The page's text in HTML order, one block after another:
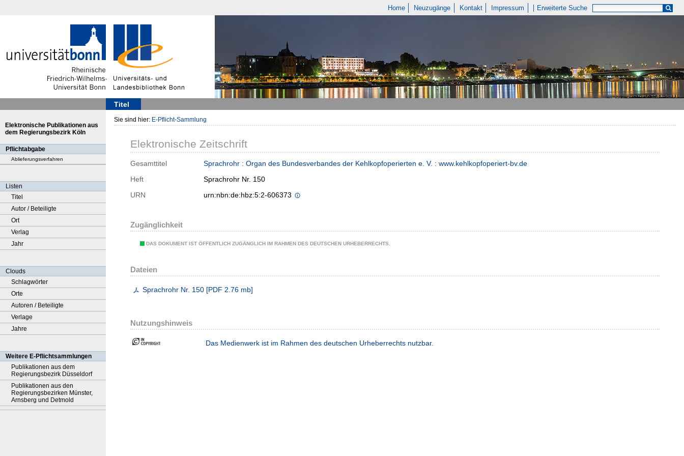
Home Neuzugänge Kontakt Impressum Erweiterte Suche
Titel
Elektronische Publikationen aus
dem Regierungsbezirk Köln
Pflichtabgabe
Ablieferungsverfahren
Listen
Titel
Autor / Beteiligte
Ort
Verlag
Jahr
Clouds
Schlagwörter
Orte
Autoren / Beteiligte
Verlage
Jahre
Weitere E-Pflichtsammlungen
Publikationen aus dem
Regierungsbezirk Düsseldorf
Publikationen aus den
Regierungsbezirken Münster,
Arnsberg und Detmold
Sie sind hier: E-Pflicht-Sammlung
Elektronische Zeitschrift
Gesamttitel
Sprachrohr : Organ des Bundesverbandes der Kehlkopfoperierten e. V. : www.kehlkopfoperiert-bv.de
Heft
Sprachrohr Nr. 150
URN
urn:nbn:de:hbz:5:2-606373
Zugänglichkeit
DAS DOKUMENT IST ÖFFENTLICH ZUGÄNGLICH IM RAHMEN DES DEUTSCHEN URHEBERRECHTS.
Dateien
Sprachrohr Nr. 150 [PDF 2.76 mb]
Nutzungshinweis
Das Medienwerk ist im Rahmen des deutschen Urheberrechts nutzbar.